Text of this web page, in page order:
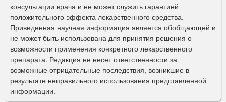
а
п
о
и
с
к
консультации врача и не может служить гарантией
положительного эффекта лекарственного средства.
Приведенная научная информация является обобщающей и
не может быть использована для принятия решения о
возможности применения конкретного лекарственного
препарата. Редакция не несет ответственности за
возможные отрицательные последствия, возникшие в
результате неправильного использования представленной
информации.